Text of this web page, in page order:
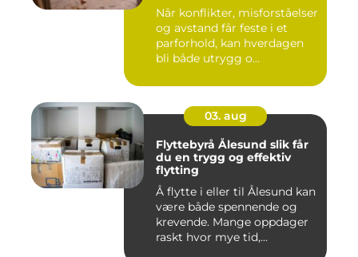
Når konflikter, misforståelser
og avstand får feste i et
parforhold, kan hverdagen
bli både utrygg o...
03. aug
Flyttebyrå Ålesund slik får
du en trygg og effektiv
flytting
Å flytte i eller til Ålesund kan
være både spennende og
krevende. Mange oppdager
raskt hvor mye tid,...